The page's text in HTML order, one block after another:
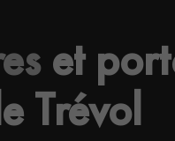
et
Trévol